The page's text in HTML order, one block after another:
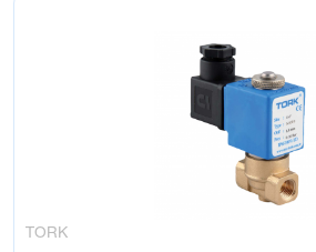
TORK